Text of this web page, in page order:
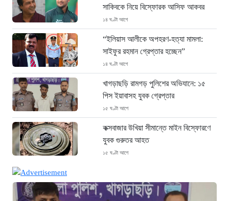
সাকিবকে নিয়ে বিস্ফোরক আসিফ আকবর
১৪ ঘণ্টা আগে
“ইলিয়াস আলীকে অপহরণ-হত্যা মামলা:
সাইফুর রহমান গ্রেপ্তার হচ্ছেন”
১৪ ঘণ্টা আগে
খাগড়াছড়ি রামগড় পুলিশের অভিযানে: ১৫
পিস ইয়াবাসহ যুবক গ্রেপ্তার
১৫ ঘণ্টা আগে
কক্সবাজার উখিয়া সীমান্তে মাইন বিস্ফোরণে
যুবক গুরুতর আহত
১৫ ঘণ্টা আগে
কক্সবাজারের পুরনো মাদক কারবারি গ্রেফতার
১৫ ঘণ্টা আগে